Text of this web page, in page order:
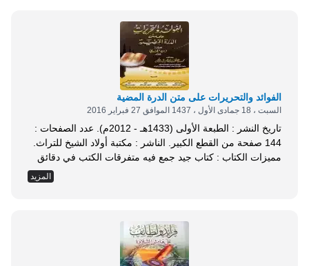
الفوائد والتحريرات على متن الدرة المضية
السبت ، 18 جمادى الأول ، 1437 الموافق 27 فبراير 2016
تاريخ النشر : الطبعة الأولى (1433هـ - 2012م). عدد الصفحات :
144 صفحة من القطع الكبير. الناشر : مكتبة أولاد الشيخ للتراث.
مميزات الكتاب : كتاب جيد جمع فيه متفرقات الكتب في دقائق
هذا الفن، فن القراءات، وقد حوى على صغره فوائد مهمة لا غنى
لطالب القراءات عنها، ىوبخاصة المنشغلين بعلم التحريرات.
المزيد